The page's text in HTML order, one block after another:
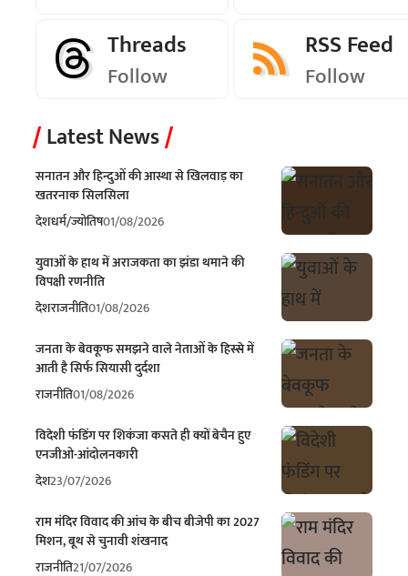
Threads
Follow
RSS Feed
Follow
Latest News
सनातन और हिन्दुओं की आस्था से खिलवाड़ का
खतरनाक सिलसिला
देशधर्म/ज्योतिष01/08/2026
युवाओं के हाथ में अराजकता का झंडा थमाने की
विपक्षी रणनीति
देशराजनीति01/08/2026
जनता के बेवकूफ समझने वाले नेताओं के हिस्से में
आती है सिर्फ सियासी दुर्दशा
राजनीति01/08/2026
विदेशी फंडिंग पर शिकंजा कसते ही क्यों बेचैन हुए
एनजीओ-आंदोलनकारी
देश23/07/2026
राम मंदिर विवाद की आंच के बीच बीजेपी का 2027
मिशन, बूथ से चुनावी शंखनाद
राजनीति21/07/2026